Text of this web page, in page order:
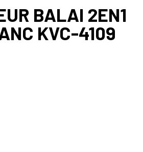
BALAI 2EN1
KVC-4109